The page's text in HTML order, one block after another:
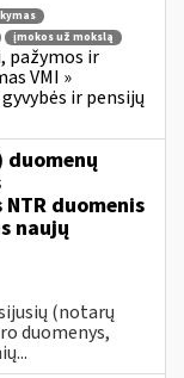
įmokos už mokslą
pažymos ir
VMI »
ir pensijų
duomenis
naujų
(notarų
duomenys,